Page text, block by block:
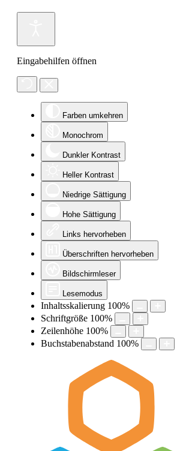
Eingabehilfen öffnen
Farben umkehren
Monochrom
Dunkler Kontrast
Heller Kontrast
Niedrige Sättigung
Hohe Sättigung
Links hervorheben
Überschriften hervorheben
Bildschirmleser
Lesemodus
Inhaltsskalierung 100%
Schriftgröße 100%
Zeilenhöhe 100%
Buchstabenabstand 100%